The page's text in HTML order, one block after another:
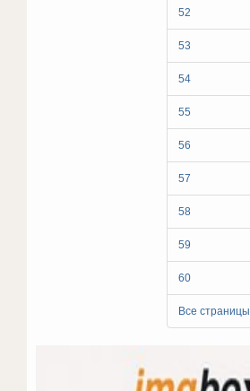
52
53
54
55
56
57
58
59
60
Все страницы